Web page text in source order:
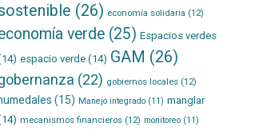
(26) economía solidaria (12)
verde(25) Espacios verdes
espacio verde(14) GAM (26)
(22) gobiernos locales(12)
(15) Manejo integrado(11) manglar
mecanismos financieros(12) monitoreo(11)